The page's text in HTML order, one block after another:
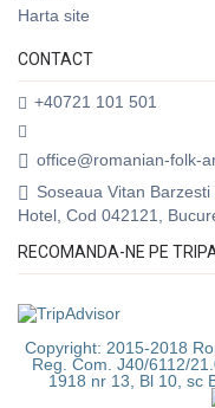
Harta site
CONTACT
+40721 101 501
office@romanian-folk-
Soseaua Vitan
Hotel, Cod 042121,
RECOMANDA-NE PE
Copyright: 2015-2018
Reg. Com. J40/6112/
1918 nr 13, Bl 10, sc